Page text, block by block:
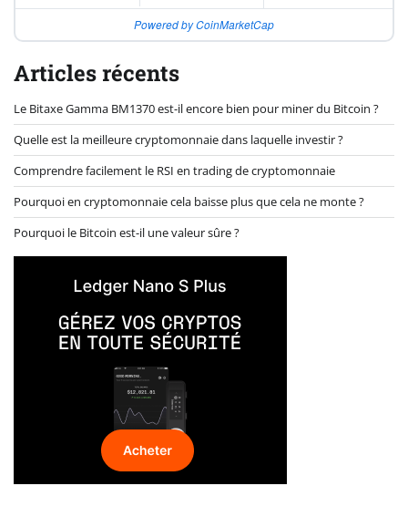
Powered by CoinMarketCap
Articles récents
Le Bitaxe Gamma BM1370 est-il encore bien pour miner du Bitcoin ?
Quelle est la meilleure cryptomonnaie dans laquelle investir ?
Comprendre facilement le RSI en trading de cryptomonnaie
Pourquoi en cryptomonnaie cela baisse plus que cela ne monte ?
Pourquoi le Bitcoin est-il une valeur sûre ?